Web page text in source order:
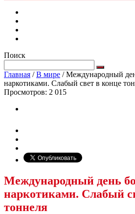
Поиск
Главная /В мире /Международный
наркотиками. Слабый свет в конце
Просмотров: 2 015
Международный день
наркотиками. Слабый
тоннеля